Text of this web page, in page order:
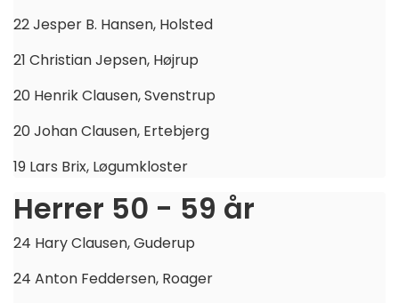
22 Jesper B. Hansen, Holsted
21 Christian Jepsen, Højrup
20 Henrik Clausen, Svenstrup
20 Johan Clausen, Ertebjerg
19 Lars Brix, Løgumkloster
Herrer 50 - 59 år
24 Hary Clausen, Guderup
24 Anton Feddersen, Roager